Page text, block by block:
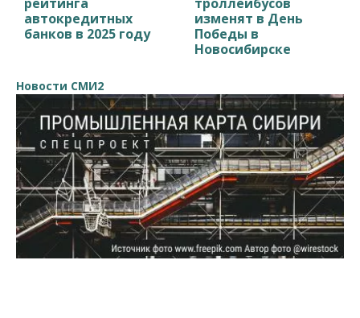
автокредитных
банков в 2025 году
изменят в День
Победы в
Новосибирске
Новости СМИ2